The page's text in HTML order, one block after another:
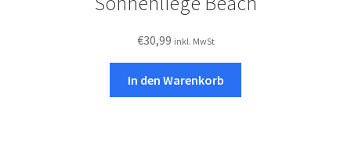
€30,99 inkl. MwSt
In den Warenkorb